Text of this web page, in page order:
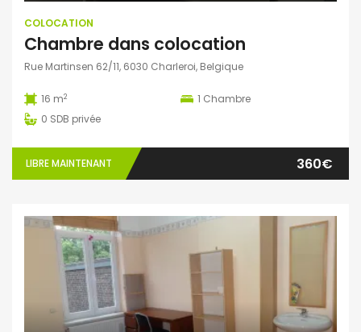
COLOCATION
Chambre dans colocation
Rue Martinsen 62/11, 6030 Charleroi, Belgique
16 m2 1 Chambre
0 SDB privée
LIBRE MAINTENANT 360€